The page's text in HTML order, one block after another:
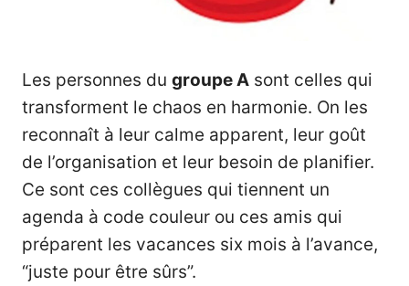
Les personnes du groupe A sont celles qui
transforment le chaos en harmonie. On les
reconnaît à leur calme apparent, leur goût
de l’organisation et leur besoin de planifier.
Ce sont ces collègues qui tiennent un
agenda à code couleur ou ces amis qui
préparent les vacances six mois à l’avance,
“juste pour être sûrs”.